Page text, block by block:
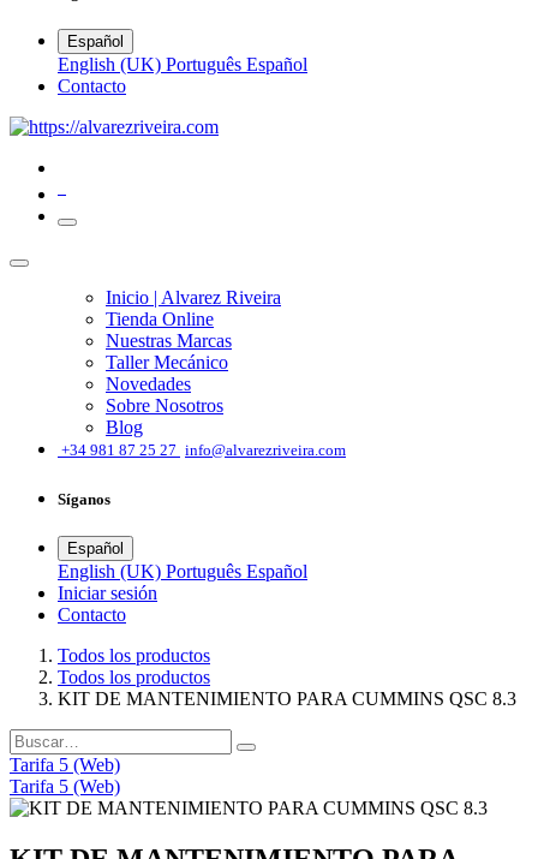
Español
English (UK) Português Español
​Contacto
Inicio | Alvarez Riveira
Tienda Online
Nuestras Marcas
Taller Mecánico
Novedades
Sobre Nosotros
Blog
+34 981 87 25 27 info@alvarezriveira.com
Síganos
Español
English (UK) Português Español
Iniciar sesión
​Contacto
Todos los productos
Todos los productos
KIT DE MANTENIMIENTO PARA CUMMINS QSC 8.3
Tarifa 5 (Web)
Tarifa 5 (Web)